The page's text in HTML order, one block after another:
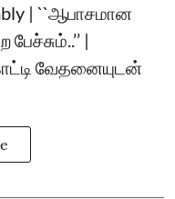
| ``ஆபாசமான
|
வேதனையுடன்